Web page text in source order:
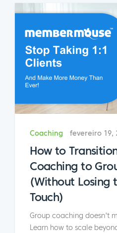
Coaching fevereiro 19,
How to
Coaching to
(Without Losing
Touch)
Group coaching doesn't
Learn how to scale